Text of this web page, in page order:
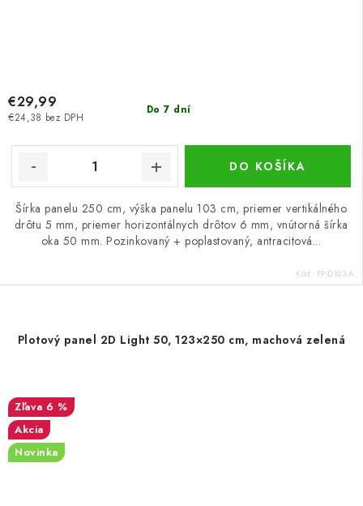
Do 7 dní
€24,38 bez DPH
€29,99
DO KOŠÍKA
Šírka panelu 250 cm, výška panelu 103 cm, priemer vertikálného
drôtu 5 mm, priemer horizontálnych drôtov 6 mm, vnútorná šírka
oka 50 mm. Pozinkovaný + poplastovaný, antracitová...
Kód: PP-D103-A
Plotový panel 2D Light 50, 123×250 cm, machová zelená
6 %
Akcia
Novinka